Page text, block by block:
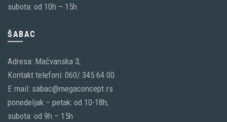
subota: od 10h – 15h
ŠABAC
Adresa: Mačvanska 3;
Kontakt telefoni: 060/ 345 64 00
E mail: sabac@megaconcept.rs
ponedeljak – petak: od 10-18h;
subota: od 9h – 15h